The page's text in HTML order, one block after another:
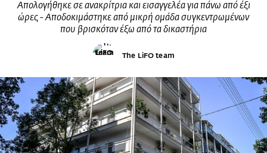
Απολογήθηκε σε ανακρίτρια και εισαγγελέα για πάνω από έξι
ώρες - Αποδοκιμάστηκε από μικρή ομάδα συγκεντρωμένων
που βρισκόταν έξω από τα δικαστήρια
The LiFO team